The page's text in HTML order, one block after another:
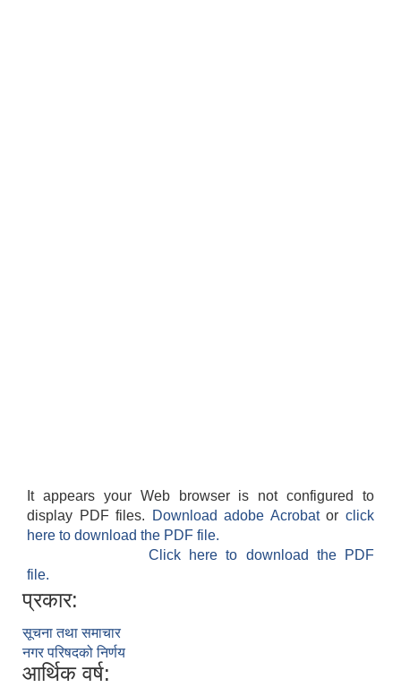
It appears your Web browser is not configured to
display PDF files.
Download adobe Acrobatorclick
here to download the PDF file.
Click here to download the PDF
file.
प्रकार:
सूचना तथा समाचार
नगर परिषदको निर्णय
आर्थिक वर्ष: